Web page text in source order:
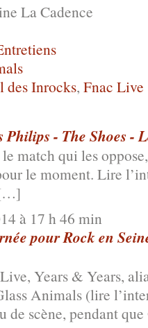
La Cadence
des Inrocks, Fnac Live
Philips - The Shoes -
match qui les
le moment. Lire
à 17 h 46 min
pour Rock en
Years & Years,
Animals (lire
de scène, pendant